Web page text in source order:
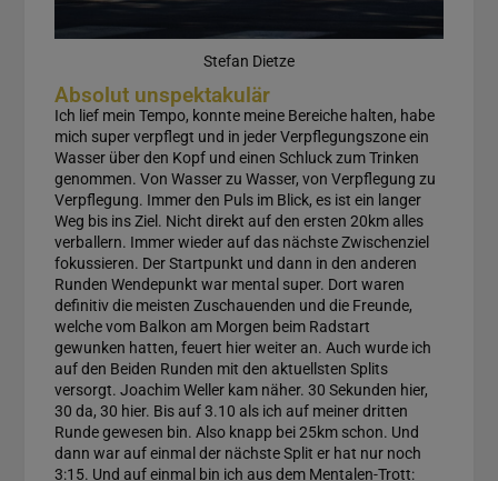
Stefan Dietze
Absolut unspektakulär
Ich lief mein Tempo, konnte meine Bereiche halten, habe
mich super verpflegt und in jeder Verpflegungszone ein
Wasser über den Kopf und einen Schluck zum Trinken
genommen. Von Wasser zu Wasser, von Verpflegung zu
Verpflegung. Immer den Puls im Blick, es ist ein langer
Weg bis ins Ziel. Nicht direkt auf den ersten 20km alles
verballern. Immer wieder auf das nächste Zwischenziel
fokussieren. Der Startpunkt und dann in den anderen
Runden Wendepunkt war mental super. Dort waren
definitiv die meisten Zuschauenden und die Freunde,
welche vom Balkon am Morgen beim Radstart
gewunken hatten, feuert hier weiter an. Auch wurde ich
auf den Beiden Runden mit den aktuellsten Splits
versorgt. Joachim Weller kam näher. 30 Sekunden hier,
30 da, 30 hier. Bis auf 3.10 als ich auf meiner dritten
Runde gewesen bin. Also knapp bei 25km schon. Und
dann war auf einmal der nächste Split er hat nur noch
3:15. Und auf einmal bin ich aus dem Mentalen-Trott: